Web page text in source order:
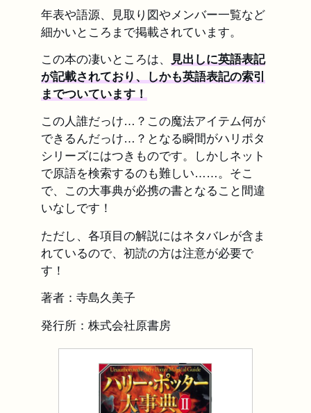
年表や語源、見取り図やメンバー一覧など
細かいところまで掲載されています。
この本の凄いところは、 見出しに英語表記
が記載されており、しかも英語表記の索引
までついています！
この人誰だっけ…？この魔法アイテム何が
できるんだっけ…？となる瞬間がハリポタ
シリーズにはつきものです。しかしネット
で原語を検索するのも難しい……。そこ
で、この大事典が必携の書となること間違
いなしです！
ただし、各項目の解説にはネタバレが含ま
れているので、初読の方は注意が必要で
す！
著者：寺島久美子
発行所：株式会社原書房